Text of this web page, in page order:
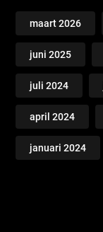
maart 2026
juni 2025
juli 2024
april 2024
januari 2024